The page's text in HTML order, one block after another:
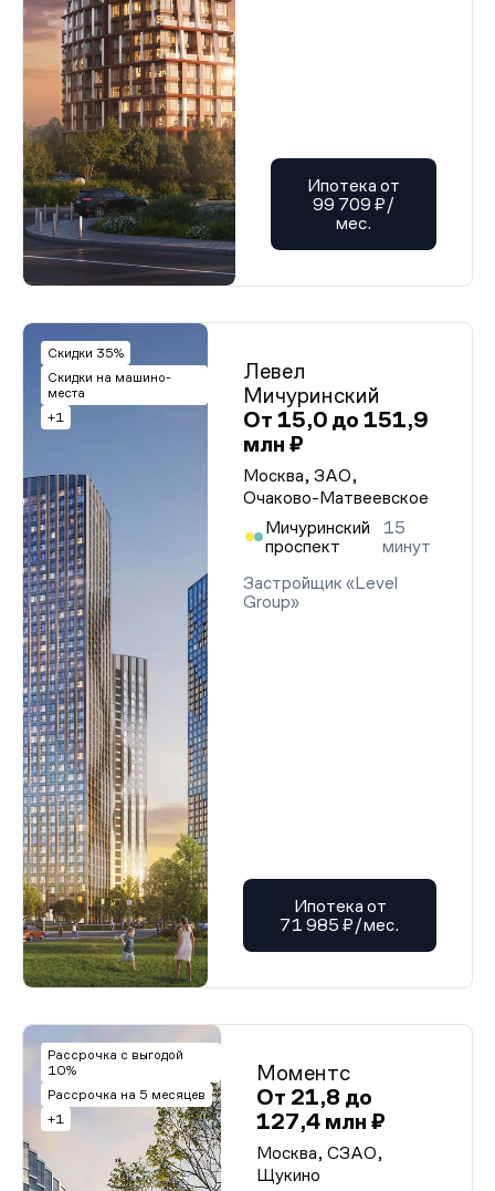
Ипотека от
99 709 ₽/
мес.
Скидки 35%
Скидки на машино-
места
+1
Левел
Мичуринский
От 15,0 до 151,9
млн ₽
Москва, ЗАО,
Очаково-Матвеевское
Мичуринский
проспект
15
минут
Застройщик «Level
Group»
Ипотека от
71 985 ₽/мес.
Рассрочка с выгодой
10%
Рассрочка на 5 месяцев
+1
Моментс
От 21,8 до
127,4 млн ₽
Москва, СЗАО,
Щукино